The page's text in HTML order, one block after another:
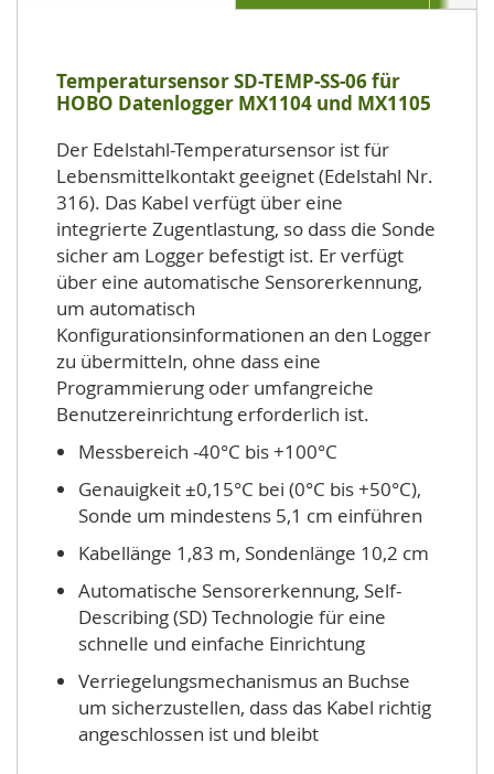
Temperatursensor SD-TEMP-SS-06 für
HOBO Datenlogger MX1104 und MX1105
Der Edelstahl-Temperatursensor ist für
Lebensmittelkontakt geeignet (Edelstahl Nr.
316). Das Kabel verfügt über eine
integrierte Zugentlastung, so dass die Sonde
sicher am Logger befestigt ist. Er verfügt
über eine automatische Sensorerkennung,
um automatisch
Konfigurationsinformationen an den Logger
zu übermitteln, ohne dass eine
Programmierung oder umfangreiche
Benutzereinrichtung erforderlich ist.
Messbereich -40°C bis +100°C
Genauigkeit ±0,15°C bei (0°C bis +50°C),
Sonde um mindestens 5,1 cm einführen
Kabellänge 1,83 m, Sondenlänge 10,2 cm
Automatische Sensorerkennung, Self-
Describing (SD) Technologie für eine
schnelle und einfache Einrichtung
Verriegelungsmechanismus an Buchse
um sicherzustellen, dass das Kabel richtig
angeschlossen ist und bleibt